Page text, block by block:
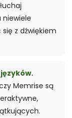
niewiele
z dźwiękiem
Memrise są